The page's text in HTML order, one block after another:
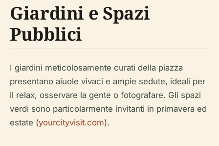
Giardini e Spazi
Pubblici
I giardini meticolosamente curati della piazza
presentano aiuole vivaci e ampie sedute, ideali per
il relax, osservare la gente o fotografare. Gli spazi
verdi sono particolarmente invitanti in primavera ed
estate (yourcityvisit.com).